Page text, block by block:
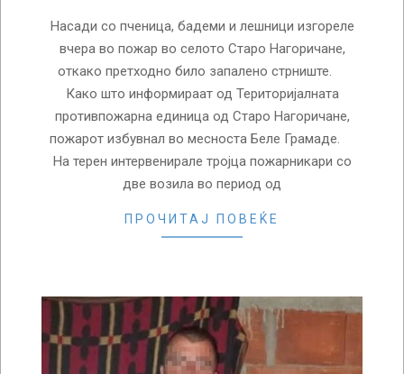
Насади со пченица, бадеми и лешници изгореле
вчера во пожар во селото Старо Нагоричане,
откако претходно било запалено стрниште.
Како што информираат од Територијалната
противпожарна единица од Старо Нагоричане,
пожарот избувнал во месноста Беле Грамаде.
На терен интервенирале тројца пожарникари со
две возила во период од
ПРОЧИТАЈ ПОВЕЌЕ